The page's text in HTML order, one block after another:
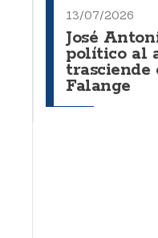
13/07/2026
José
político al
Falange